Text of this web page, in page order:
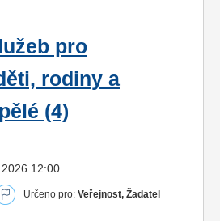
pro
rodiny a
(4)
12:00
Určeno pro: Veřejnost, Žadatel